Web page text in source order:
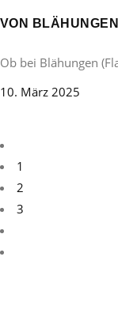
VON
Ob bei Blähungen
10. März 2025
1
2
3